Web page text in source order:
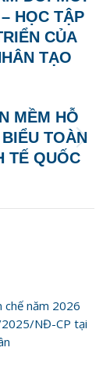
HỌC TẬP
CỦA
TẠO
MỀM HỖ
TOÀN
TẾ QUỐC
chế năm 2026
NĐ-CP tại